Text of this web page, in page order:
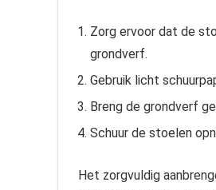
Zorg ervoor dat de
grondverf.
Gebruik licht
Breng de grondverf
Schuur de stoelen
Het zorgvuldig